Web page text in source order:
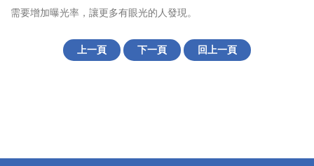
需要增加曝光率，讓更多有眼光的人發現。
上一頁 下一頁 回上一頁